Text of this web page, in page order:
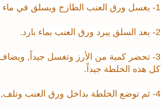
1- يغسل ورق العنب الطازج ويسلق في ماء
2- بعد السلق يبرد ورق العنب بماء بارد.
3- تحضر كمية من الأرز وتغسل جيداً, ويضاف
كل هذه الخلطة جيداً.
4- ثم توضع الخلطة بداخل ورق العنب وتلف,